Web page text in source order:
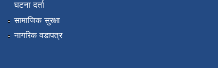
घटना दर्ता
सामाजिक सुरक्षा
नागरिक वडापत्र